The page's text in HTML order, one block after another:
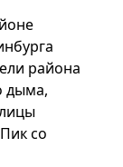
района
дыма,
со